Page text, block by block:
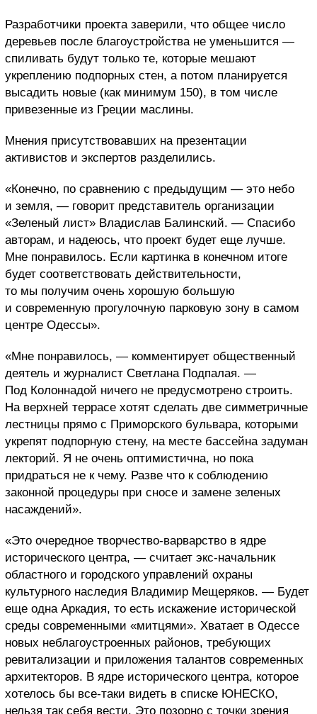
Разработчики проекта заверили, что общее число
деревьев после благоустройства не уменьшится —
спиливать будут только те, которые мешают
укреплению подпорных стен, а потом планируется
высадить новые (как минимум 150), в том числе
привезенные из Греции маслины.
Мнения присутствовавших на презентации
активистов и экспертов разделились.
«Конечно, по сравнению с предыдущим — это небо
и земля, — говорит представитель организации
«Зеленый лист» Владислав Балинский. — Спасибо
авторам, и надеюсь, что проект будет еще лучше.
Мне понравилось. Если картинка в конечном итоге
будет соответствовать действительности,
то мы получим очень хорошую большую
и современную прогулочную парковую зону в самом
центре Одессы».
«Мне понравилось, — комментирует общественный
деятель и журналист Светлана Подпалая. —
Под Колоннадой ничего не предусмотрено строить.
На верхней террасе хотят сделать две симметричные
лестницы прямо с Приморского бульвара, которыми
укрепят подпорную стену, на месте бассейна задуман
лекторий. Я не очень оптимистична, но пока
придраться не к чему. Разве что к соблюдению
законной процедуры при сносе и замене зеленых
насаждений».
«Это очередное творчество-варварство в ядре
исторического центра, — считает экс-начальник
областного и городского управлений охраны
культурного наследия Владимир Мещеряков. — Будет
еще одна Аркадия, то есть искажение исторической
среды современными «митцями». Хватает в Одессе
новых неблагоустроенных районов, требующих
ревитализации и приложения талантов современных
архитекторов. В ядре исторического центра, которое
хотелось бы все-таки видеть в списке ЮНЕСКО,
нельзя так себя вести. Это позорно с точки зрения